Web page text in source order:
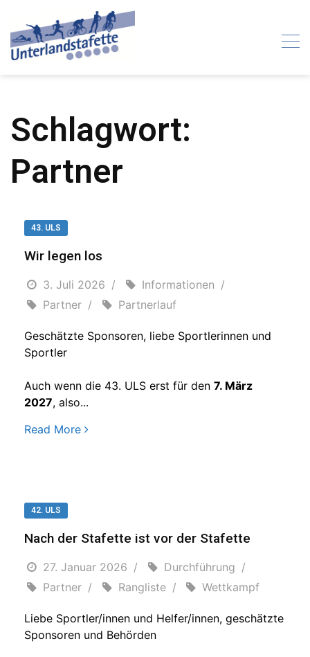
content
Schlagwort:
Partner
43. ULS
Wir legen los
3. Juli 2026
Informationen
Partner
Partnerlauf
Geschätzte Sponsoren, liebe Sportlerinnen und
Sportler
Auch wenn die 43. ULS erst für den 7. März
2027, also...
Read More
42. ULS
Nach der Stafette ist vor der Stafette
27. Januar 2026
Durchführung
Partner
Rangliste Wettkampf
Liebe Sportler/innen und Helfer/innen, geschätzte
Sponsoren und Behörden